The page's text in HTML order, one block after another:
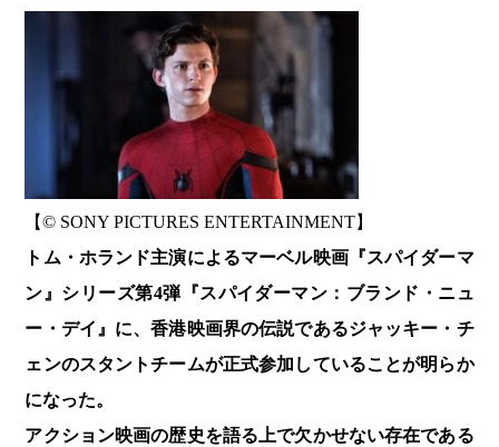
【© SONY PICTURES ENTERTAINMENT】
トム・ホランド主演によるマーベル映画『スパイダーマ
ン』シリーズ第4弾『スパイダーマン：ブランド・ニュ
ー・デイ』に、香港映画界の伝説であるジャッキー・チ
ェンのスタントチームが正式参加していることが明らか
になった。
アクション映画の歴史を語る上で欠かせない存在である